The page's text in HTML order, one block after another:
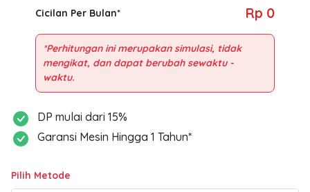
Cicilan Per Bulan* Rp 0
*Perhitungan ini merupakan simulasi, tidak
mengikat, dan dapat berubah sewaktu -
DP mulai dari 15%
Garansi Mesin Hingga 1 Tahun*
Pilih Metode